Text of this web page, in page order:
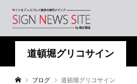
道頓堀グリコサイン
ブログ 道頓堀グリコサイン